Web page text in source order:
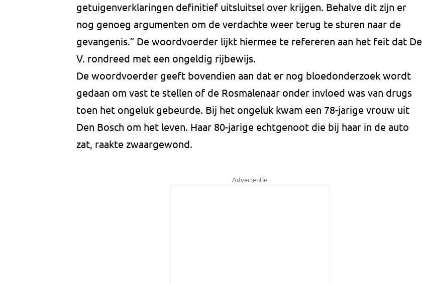
getuigenverklaringen definitief uitsluitsel over krijgen. Behalve dit zijn er
nog genoeg argumenten om de verdachte weer terug te sturen naar de
gevangenis.” De woordvoerder lijkt hiermee te refereren aan het feit dat De
V. rondreed met een ongeldig rijbewijs.
De woordvoerder geeft bovendien aan dat er nog bloedonderzoek wordt
gedaan om vast te stellen of de Rosmalenaar onder invloed was van drugs
toen het ongeluk gebeurde. Bij het ongeluk kwam een 78-jarige vrouw uit
Den Bosch om het leven. Haar 80-jarige echtgenoot die bij haar in de auto
zat, raakte zwaargewond.
Advertentie